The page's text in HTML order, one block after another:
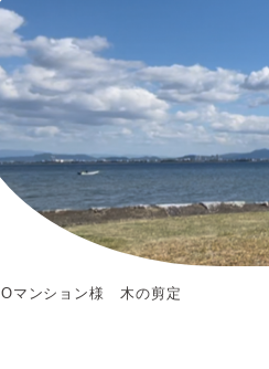
Oマンション様 木の剪定